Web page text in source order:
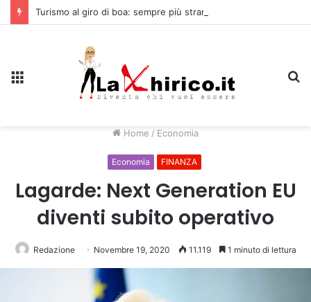
Turismo al giro di boa: sempre più stranieri in Riviera
Home / Economia
Economia FINANZA
Lagarde: Next Generation EU
diventi subito operativo
Redazione Novembre 19, 2020 11.119 1 minuto di lettura